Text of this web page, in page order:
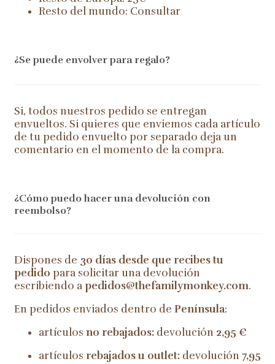
Resto del mundo: Consultar
¿Se puede envolver para regalo?
Si, todos nuestros pedido se entregan
envueltos. Si quieres que enviemos cada artículo
de tu pedido envuelto por separado deja un
comentario en el momento de la compra.
¿Cómo puedo hacer una devolución con
reembolso?
Dispones de 30 días desde que recibes tu
pedido para solicitar una devolución
escribiendo apedidos@thefamilymonkey.com.
En pedidos enviados dentro de Península:
artículos no rebajados: devolución 2,95 €
artículos rebajados u outlet: devolución 7,95